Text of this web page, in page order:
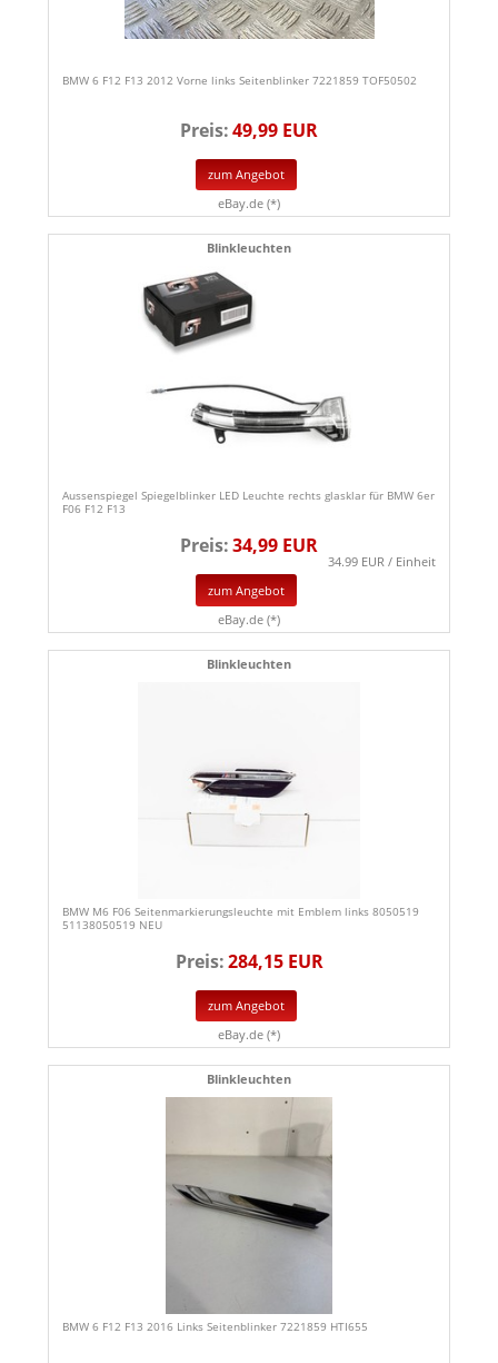
BMW 6 F12 F13 2012 Vorne links Seitenblinker 7221859 TOF50502
Preis:49,99 EUR
zum Angebot
eBay.de (*)
Blinkleuchten
Aussenspiegel Spiegelblinker LED Leuchte rechts glasklar für BMW 6er
F06 F12 F13
Preis:34,99 EUR
34.99 EUR / Einheit
zum Angebot
eBay.de (*)
Blinkleuchten
BMW M6 F06 Seitenmarkierungsleuchte mit Emblem links 8050519
51138050519 NEU
Preis:284,15 EUR
zum Angebot
eBay.de (*)
Blinkleuchten
BMW 6 F12 F13 2016 Links Seitenblinker 7221859 HTI655